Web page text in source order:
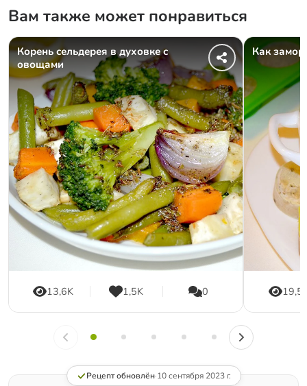
Вам также может понравиться
Корень сельдерея в духовке с
овощами
13,6K 1,5K 0
Как
Рецепт обновлён·10 сентября 2023 г.